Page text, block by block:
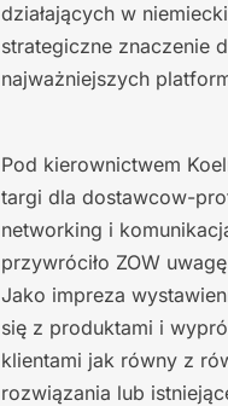
działających w
strategiczne znaczenie
najważniejszych
Pod kierownictwem
targi dla dostawcow-
networking i
przywróciło ZOW
Jako impreza
się z produktami i
klientami jak równy z
rozwiązania lub